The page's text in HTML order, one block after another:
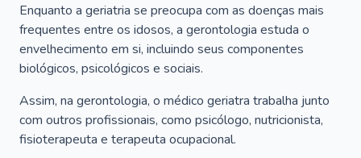
Enquanto a geriatria se preocupa com as doenças mais
frequentes entre os idosos, a gerontologia estuda o
envelhecimento em si, incluindo seus componentes
biológicos, psicológicos e sociais.
Assim, na gerontologia, o médico geriatra trabalha junto
com outros profissionais, como psicólogo, nutricionista,
fisioterapeuta e terapeuta ocupacional.